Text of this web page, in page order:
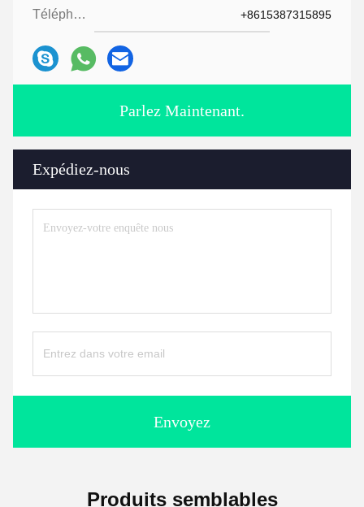
Téléphone: +8615387315895
Parlez Maintenant.
Expédiez-nous
Envoyez
Produits semblables